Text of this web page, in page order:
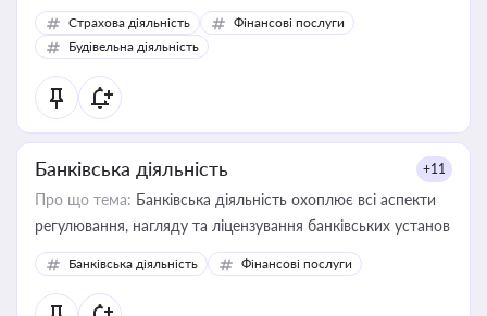
корисне для власника бізнесу, керівника, юриста або
бухгалтера під час оподаткування, приватизації, оренди
державного майна, корпоративних угод і перевірки
статусу суб'єктів оціночної діяльності
Страхова діяльність
Фінансові послуги
Будівельна діяльність
Банківська діяльність +11
Про що тема: Банківська діяльність охоплює всі аспекти
регулювання, нагляду та ліцензування банківських установ
Банківська діяльність Фінансові послуги